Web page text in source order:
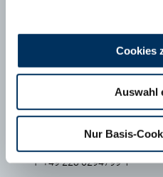
Cookies
Auswahl
Nur Basis-
MAXIMILIAN SCHÄFER
Geschäftsführer FHB e.V.,
T +49 228 6294799-1